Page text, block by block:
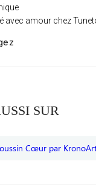
avec amour chez
SUR